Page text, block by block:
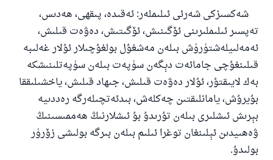
شەكسىزكى شەرئى ئىلىملەر: ئەقىدە، پىقھى، ھەدىس،
تەپسىر ئىلىملىرىنى ئۆگىنىش، ئۆگىتىش، دەۋەت قىلىش،
ئەمەلىيلەشتۈرۈش بىلەن مەشغۇل بولغۇچىلار ئۇلار غەلىبە
قىلىنغۇچى جامائەت دېگەن سۈپەت بىلەن سۈپەتلىنىشكە
بەك لايىقتۇر، ئۇلار دەۋەت قىلىش، جىھاد قىلىش، ياخشىلىققا
بۇيرۇش، يامانلىقتىن چەكلەش، بىدئەتچىلەرگە رەددىيە
بېرىش ئىشلىرى بىلەن تۇرىدۇ بۇ ئىشلارنىڭ ھەممىسىنىڭ
ۋەھىيدىن ئېلىنغان توغرا ئىلىم بىلەن بىرگە بولىشى زۆرۈر
بولىدۇ.